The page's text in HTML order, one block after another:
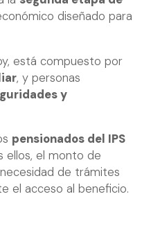
diseñado para
está compuesto por
, y personas
y
pensionados del IPS
ellos, el monto de
de trámites
el acceso al beneficio.